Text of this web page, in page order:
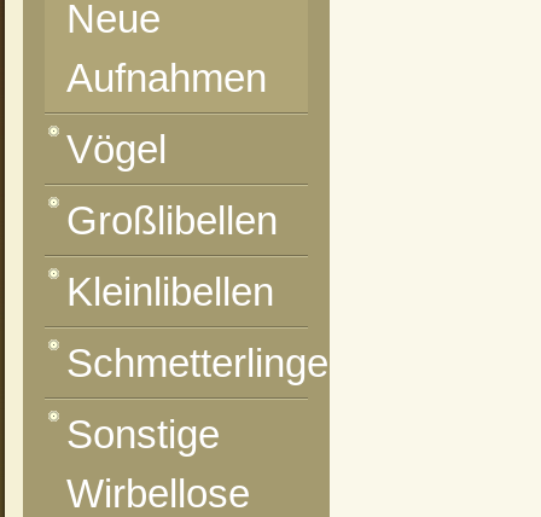
Neue
Aufnahmen
Vögel
Großlibellen
Kleinlibellen
Schmetterlinge
Sonstige
Wirbellose